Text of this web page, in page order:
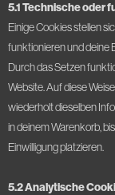
5.1 Technische oder
Einige Cookies stellen
funktionieren und deine
Durch das Setzen
Website. Auf diese
wiederholt dieselben
in deinem Warenkorb,
Einwilligung platzieren.
5.2 Analytische